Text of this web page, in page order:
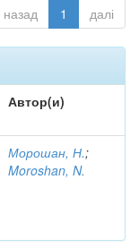
назад 1 далі
Автор(и)
Морошан, Н.;
Moroshan, N.